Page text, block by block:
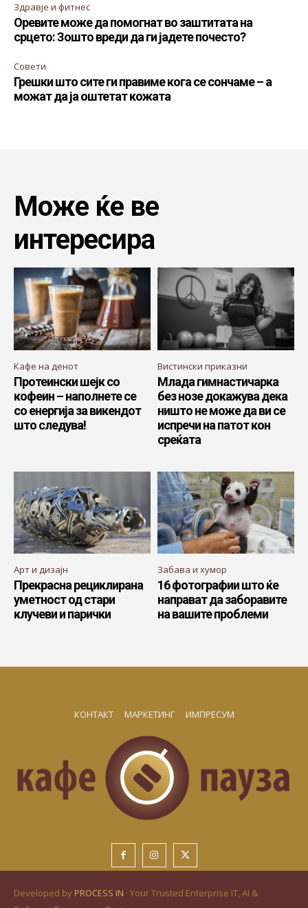
Здравје и фитнес
Оревите може да помогнат во заштитата на
срцето: Зошто вреди да ги јадете почесто?
Совети
Грешки што сите ги правиме кога се сончаме – а
можат да ја оштетат кожата
Може ќе ве
интересира
Кафе на денот
Протеински шејк со
кофеин – наполнете се
со енергија за викендот
што следува!
Вистински приказни
Млада гимнастичарка
без нозе докажува дека
ништо не може да ви се
испречи на патот кон
среќата
Арт и дизајн
Прекрасна рециклирана
уметност од стари
клучеви и парички
Забава и хумор
16 фотографии што ќе
направат да заборавите
на вашите проблеми
КОНТАКТ МАРКЕТИНГ ИМПРЕСУМ
Developed by PROCESS IN · Your Trusted Enterprise IT, AI &